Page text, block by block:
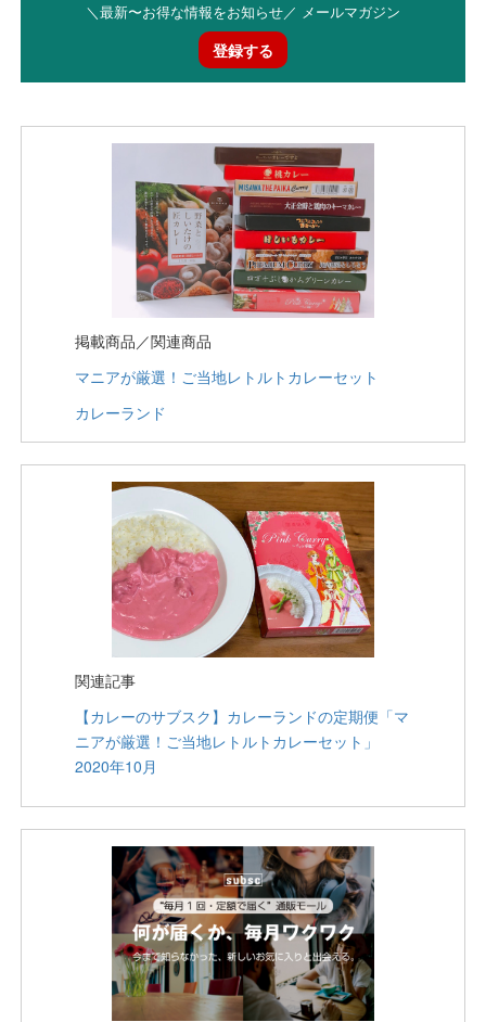
＼最新〜お得な情報をお知らせ／ メールマガジン
登録する
掲載商品／関連商品
マニアが厳選！ご当地レトルトカレーセット
カレーランド
関連記事
【カレーのサブスク】カレーランドの定期便「マ
ニアが厳選！ご当地レトルトカレーセット」
2020年10月